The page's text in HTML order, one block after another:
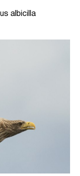
albicilla